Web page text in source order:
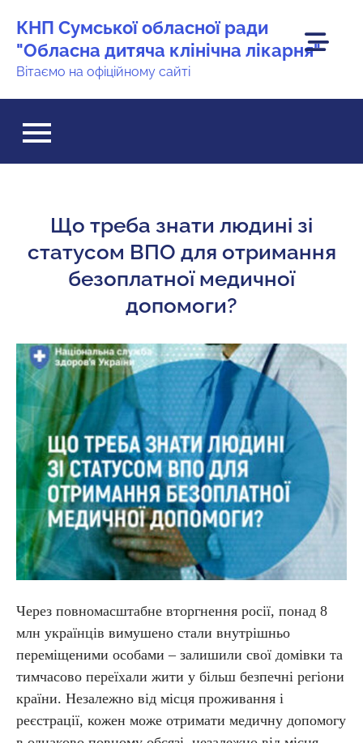
вмісту
КНП Сумської обласної ради
"Обласна дитяча клінічна лікарня"
Вітаємо на офіційному сайті
Що треба знати людині зі
статусом ВПО для отримання
безоплатної медичної
допомоги?
Через повномасштабне вторгнення росії, понад 8
млн українців вимушено стали внутрішньо
переміщеними особами – залишили свої домівки та
тимчасово переїхали жити у більш безпечні регіони
країни. Незалежно від місця проживання і
реєстрації, кожен може отримати медичну допомогу